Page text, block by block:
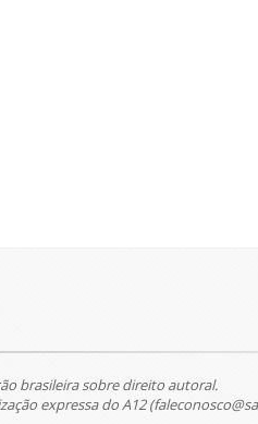
brasileira sobre direito autoral.
expressa do A12